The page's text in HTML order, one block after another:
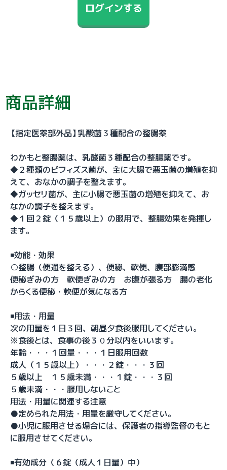
ログインする
商品詳細
【指定医薬部外品】乳酸菌３種配合の整腸薬
わかもと整腸薬は、乳酸菌３種配合の整腸薬です。
◆２種類のビフィズス菌が、主に大腸で悪玉菌の増殖を抑
えて、おなかの調子を整えます。
◆ガッセリ菌が、主に小腸で悪玉菌の増殖を抑えて、お
なかの調子を整えます。
◆１回２錠（１５歳以上）の服用で、整腸効果を発揮し
ます。
◾️効能・効果
○整腸（便通を整える）、便秘、軟便、腹部膨満感
便秘ぎみの方 軟便ぎみの方 お腹が張る方 腸の老化
からくる便秘・軟便が気になる方
◾️用法・用量
次の用量を１日３回、朝昼夕食後服用してください。
※食後とは、食事の後３０分以内をいいます。
年齢・・・１回量・・・１日服用回数
成人（１５歳以上）・・・２錠・・・３回
５歳以上 １５歳未満・・・１錠・・・３回
５歳未満・・・服用しないこと
用法・用量に関連する注意
●定められた用法・用量を厳守してください。
●小児に服用させる場合には、保護者の指導監督のもと
に服用させてください。
◾️有効成分（６錠（成人１日量）中）